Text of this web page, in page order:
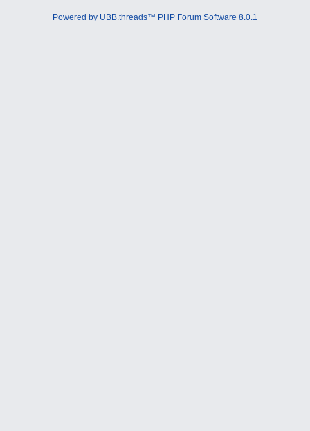
Powered by UBB.threads™ PHP Forum Software 8.0.1